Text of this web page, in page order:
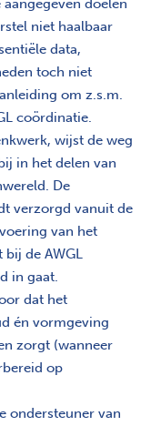
doelen
niet haalbaar
data,
toch niet
om z.s.m.
coördinatie.
wijst de weg
in het delen van
De
verzorgd vanuit de
van het
de AWGL
in gaat.
dat het
én vormgeving
zorgt (wanneer
op
ondersteuner van